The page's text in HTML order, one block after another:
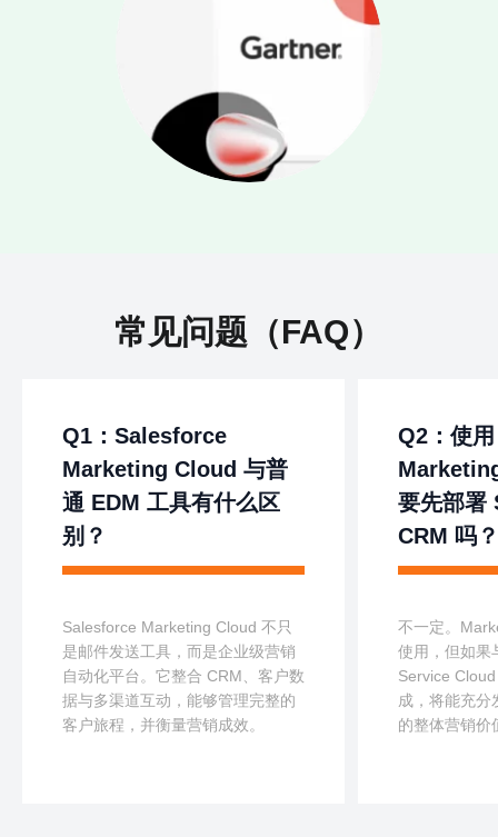
常见问题（FAQ）
Q1：Salesforce
Marketing Cloud 与普
通 EDM 工具有什么区
别？
Salesforce Marketing Cloud 不只
是邮件发送工具，而是企业级营销
自动化平台。它整合 CRM、客户数
据与多渠道互动，能够管理完整的
客户旅程，并衡量营销成效。
Q2：使
要先部署
CRM 吗
不一定。
使用，但如果
Service
成，将能充分
的整体营销价